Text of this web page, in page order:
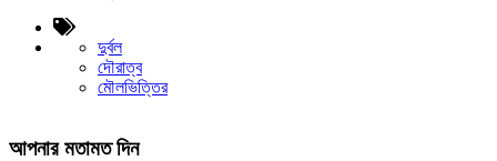
দুর্বল
দৌরাত্ব
মৌলভিত্তির
আপনার মতামত দিন